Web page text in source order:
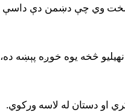
سخت وي چې دښمن دې
څخه یوه خوږه پېښه